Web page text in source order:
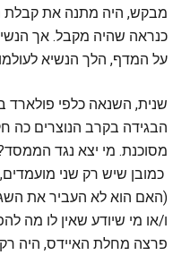
מבקש, היה מתנה את קבלת
כנראה שהיה מקבל. אך
על המדף, הלך הנשיא
שנית, השנאה כלפי
הבגידה בקרב הנוצרים כה
מסוכנת. מי יצא נגד
כמובן שיש רק שני
(האם הוא לא העביר את
ו/או מי שיודע שאין לו מה
פרצה מחלת האיידס, היה